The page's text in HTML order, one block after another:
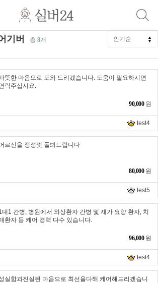
기버 총 8개
뜻한 마음으로 도와 드리겠습니다. 도움이 필요하시면
락주십시요.
90,000 원
test4
르신을 정성껏 돌봐드립니다
80,000 원
test5
대1 간병, 병원에서 와상환자 간병 및 재가 요양 환자, 치
환자 등 케어 경력 다수 있습니다.
96,000 원
test4
실함과진실된 마음으로 최선을다해 케어해드리겠습니